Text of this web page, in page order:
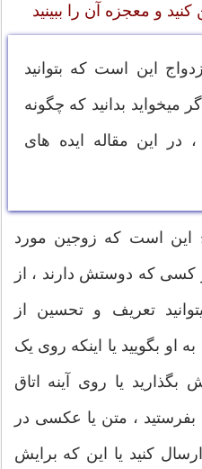
و معجزه آن را ببینید
این است که بتوانید
میخواید بدانید که چگونه
در این مقاله ایده های
این است که زوجین مورد
کسی که دوستش دارند ، از
تعریف و تحسین از
او بگویید یا اینکه روی یک
بگذارید یا روی آینه اتاق
بفرستید ، متن یا عکسی در
کنید یا این که برایش